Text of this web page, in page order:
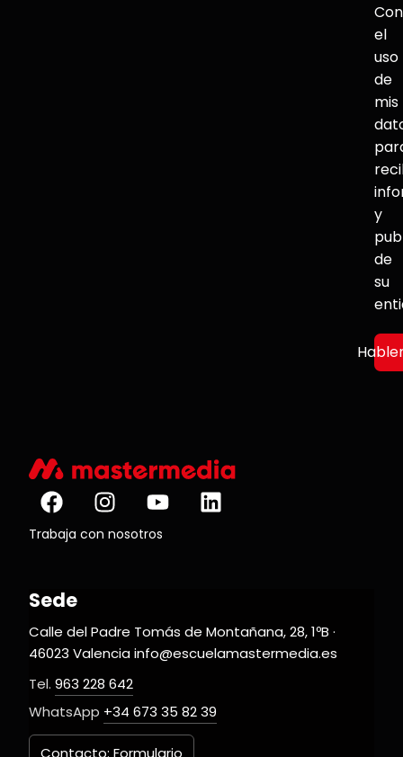
el
uso
de
mis
y
de
su
Trabaja con nosotros
Sede
Calle del Padre Tomás de Montañana, 28, 1ºB ·
46023 Valencia info@escuelamastermedia.es
Tel. 963 228 642
WhatsApp +34 673 35 82 39
Contacto: Formulario